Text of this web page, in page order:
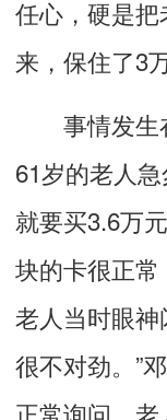
任心，硬是把
来，保住了3
事情发生
61岁的老人
就要买3.6万
块的卡很正
老人当时眼
很不对劲。”
正常询问，